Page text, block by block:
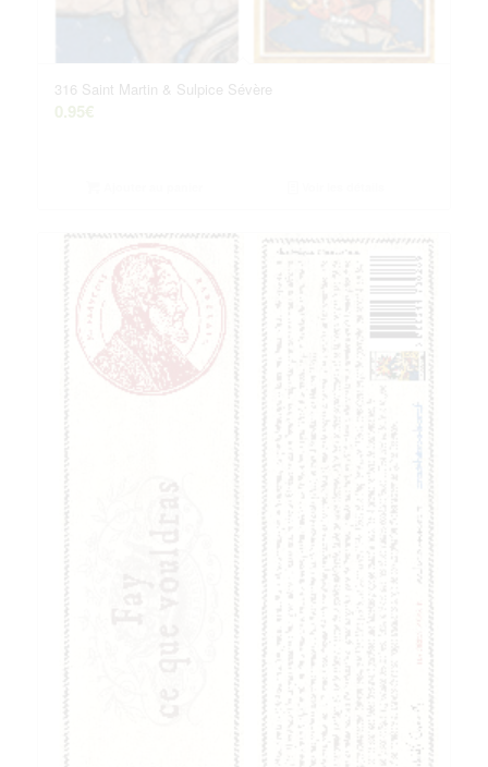
316 Saint Martin & Sulpice Sévère
0.95€